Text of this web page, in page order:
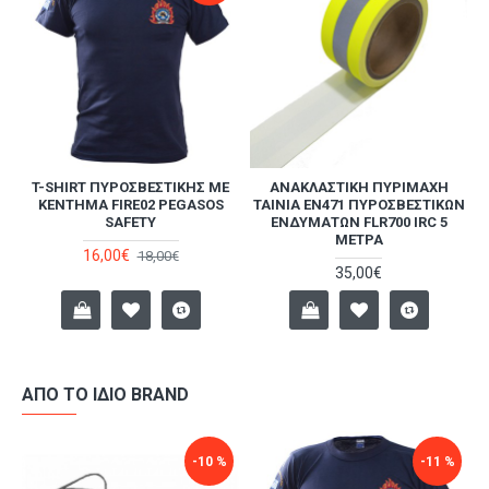
T-SHIRT ΠΥΡΟΣΒΕΣΤΙΚΉΣ ΜΕ
ΚΈΝΤΗΜΑ FIRE02 PEGASOS
SAFETY
16,00€ 18,00€
ΑΝΑΚΛΑΣΤΙΚΉ ΠΥΡΊΜΑΧΗ
ΤΑΙΝΊΑ EN471 ΠΥΡΟΣΒΕΣΤΙΚΏΝ
ΕΝΔΥΜΆΤΩΝ FLR700 IRC 5
ΜΈΤΡΑ
35,00€
ΑΠΌ ΤΟ ΊΔΙΟ BRAND
-10 % -11 %